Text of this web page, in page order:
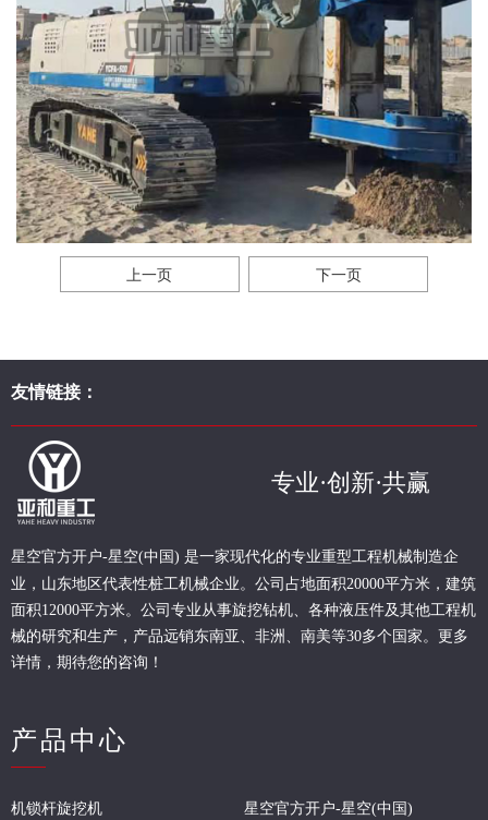
上一页 下一页
友情链接：
专业·创新·共赢
星空官方开户-星空(中国) 是一家现代化的专业重型工程机械制造企
业，山东地区代表性桩工机械企业。 公司占地面积20000平方米，建筑
面积12000平方米。公司专业从事旋挖钻机、各种液压件及其他工程机
械的研究和生产，产品远销东南亚、非洲、南美等30多个国家。更多
详情，期待您的咨询！
产品中心
机锁杆旋挖机 星空官方开户-星空(中国)